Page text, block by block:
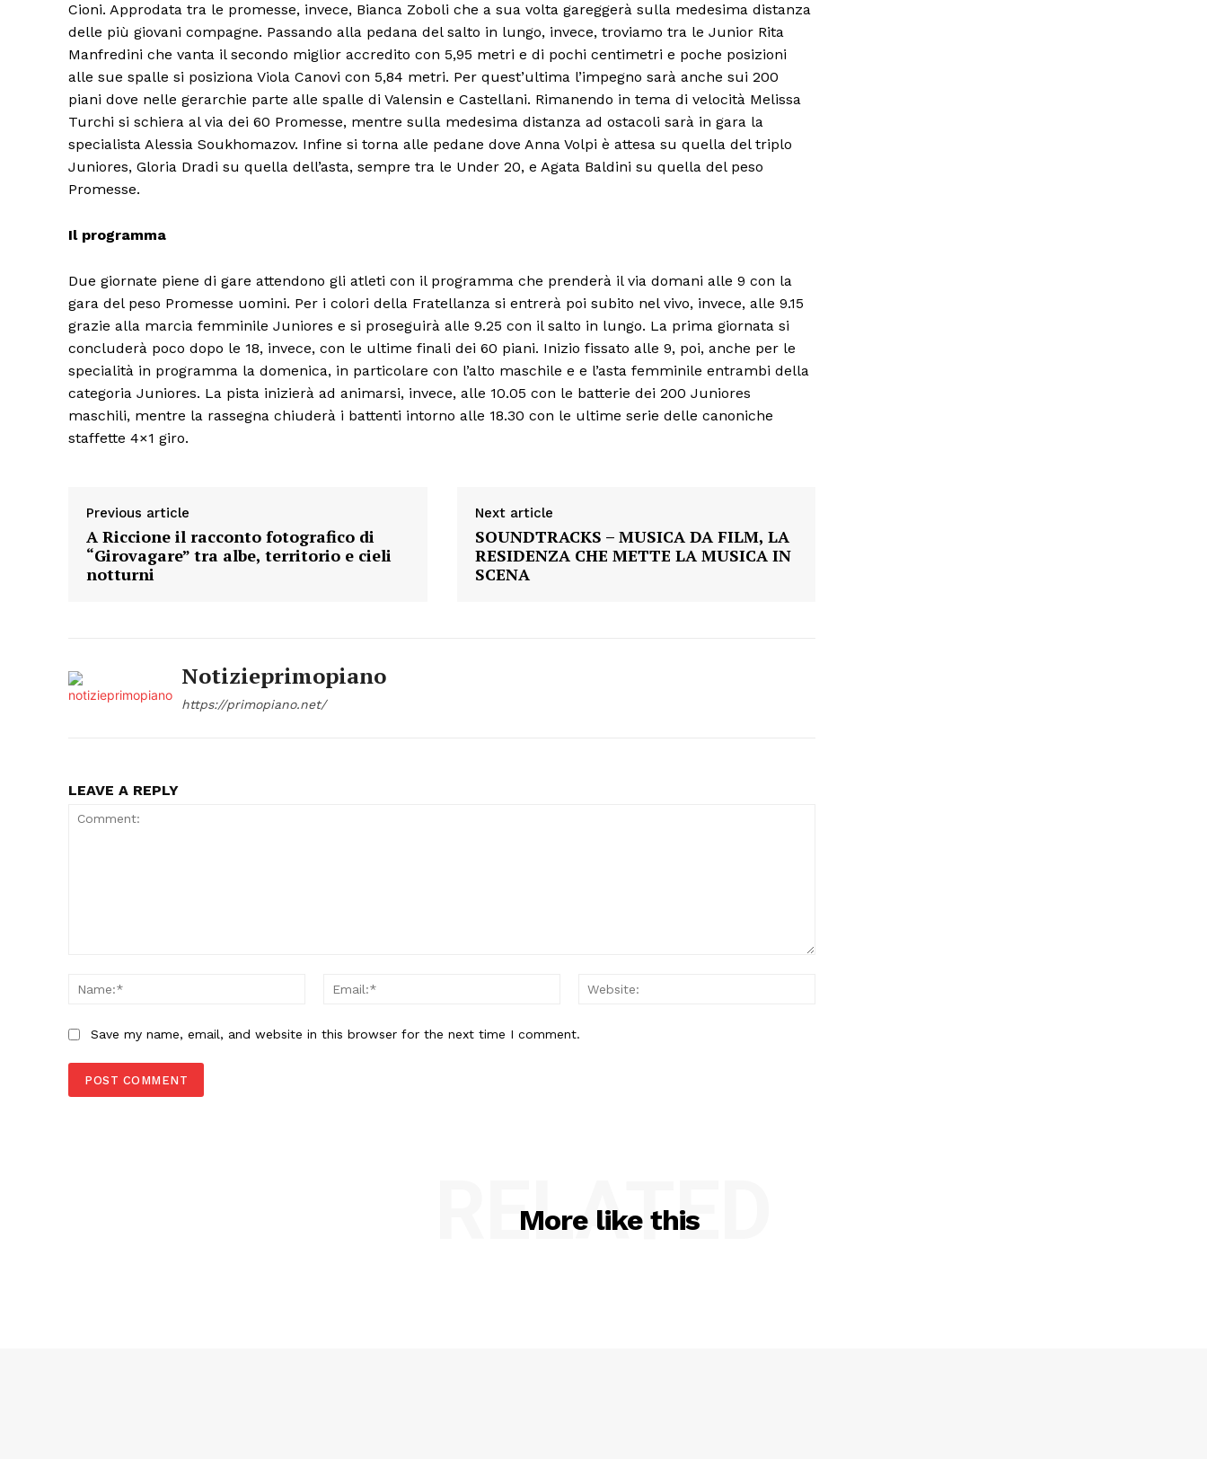
Condividi
Menu
AREEINTERNE
Esclusive
SPORT
Cioni. Approdata tra le promesse, invece, Bianca Zoboli che a sua volta gareggerà sulla medesima distanza
delle più giovani compagne. Passando alla pedana del salto in lungo, invece, troviamo tra le Junior Rita
Manfredini che vanta il secondo miglior accredito con 5,95 metri e di pochi centimetri e poche posizioni
alle sue spalle si posiziona Viola Canovi con 5,84 metri. Per quest’ultima l’impegno sarà anche sui 200
piani dove nelle gerarchie parte alle spalle di Valensin e Castellani. Rimanendo in tema di velocità Melissa
Turchi si schiera al via dei 60 Promesse, mentre sulla medesima distanza ad ostacoli sarà in gara la
specialista Alessia Soukhomazov. Infine si torna alle pedane dove Anna Volpi è attesa su quella del triplo
Juniores, Gloria Dradi su quella dell’asta, sempre tra le Under 20, e Agata Baldini su quella del peso
Promesse.
Il programma
Due giornate piene di gare attendono gli atleti con il programma che prenderà il via domani alle 9 con la
gara del peso Promesse uomini. Per i colori della Fratellanza si entrerà poi subito nel vivo, invece, alle 9.15
grazie alla marcia femminile Juniores e si proseguirà alle 9.25 con il salto in lungo. La prima giornata si
concluderà poco dopo le 18, invece, con le ultime finali dei 60 piani. Inizio fissato alle 9, poi, anche per le
specialità in programma la domenica, in particolare con l’alto maschile e e l’asta femminile entrambi della
categoria Juniores. La pista inizierà ad animarsi, invece, alle 10.05 con le batterie dei 200 Juniores
maschili, mentre la rassegna chiuderà i battenti intorno alle 18.30 con le ultime serie delle canoniche
staffette 4×1 giro.
Previous article
A Riccione il racconto fotografico di
“Girovagare” tra albe, territorio e cieli
notturni
Next article
SOUNDTRACKS – MUSICA DA FILM, LA
RESIDENZA CHE METTE LA MUSICA IN
SCENA
Notizieprimopiano
https://primopiano.net/
LEAVE A REPLY
Name:*
Email:*
Save my name, email, and website in this browser for the next time I comment.
More like this
RELATED